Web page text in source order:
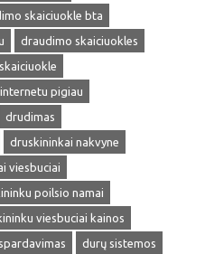
skaiciuokle bta
draudimo skaiciuokles
pigiau
drudimas
druskininkai nakvyne
viesbuciai
poilsio namai
viesbuciai kainos
durų sistemos